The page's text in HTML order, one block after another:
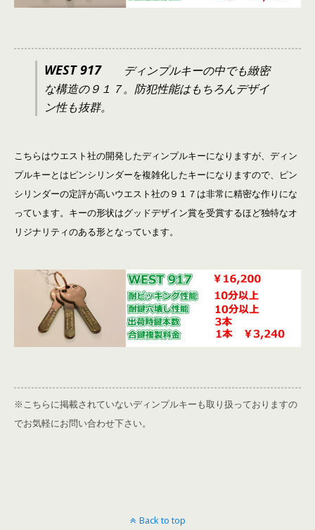
WEST 917ディンプルキーの中でも緻密
な構造の９１７。防犯性能はもちろんデザイ
ン性も抜群。
こちらはウエスト社の開発したディンプルキーになりますが、ディン
プルキーとはピンシリンダーを複雑化したキーになりますので、ピン
シリンダーの定評が高いウエスト社の９１７は非常に精密な作りにな
っています。キーの形状はグッドデザイン賞を受賞するほど独特なオ
リジナリティのある形となっています。
※こちらに掲載されていないディンプルキーも取り扱っておりますの
でお気軽にお問い合わせ下さい。
Back to top